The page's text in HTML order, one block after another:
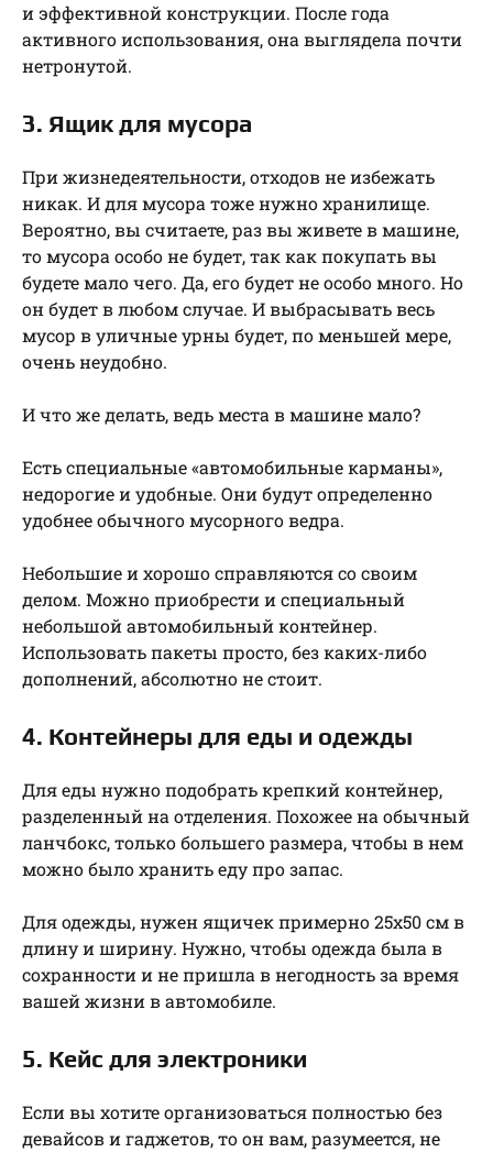
и эффективной конструкции. После года
активного использования, она выглядела почти
нетронутой.
3. Ящик для мусора
При жизнедеятельности, отходов не избежать
никак. И для мусора тоже нужно хранилище.
Вероятно, вы считаете, раз вы живете в машине,
то мусора особо не будет, так как покупать вы
будете мало чего. Да, его будет не особо много. Но
он будет в любом случае. И выбрасывать весь
мусор в уличные урны будет, по меньшей мере,
очень неудобно.
И что же делать, ведь места в машине мало?
Есть специальные «автомобильные карманы»,
недорогие и удобные. Они будут определенно
удобнее обычного мусорного ведра.
Небольшие и хорошо справляются со своим
делом. Можно приобрести и специальный
небольшой автомобильный контейнер.
Использовать пакеты просто, без каких-либо
дополнений, абсолютно не стоит.
4. Контейнеры для еды и одежды
Для еды нужно подобрать крепкий контейнер,
разделенный на отделения. Похожее на обычный
ланчбокс, только большего размера, чтобы в нем
можно было хранить еду про запас.
Для одежды, нужен ящичек примерно 25х50 см в
длину и ширину. Нужно, чтобы одежда была в
сохранности и не пришла в негодность за время
вашей жизни в автомобиле.
5. Кейс для электроники
Если вы хотите организоваться полностью без
девайсов и гаджетов, то он вам, разумеется, не